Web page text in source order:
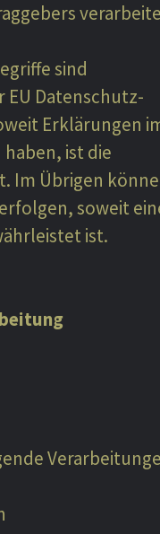
sind
Datenschutz-
Erklärungen
ist die
Im Übrigen
soweit
ist.